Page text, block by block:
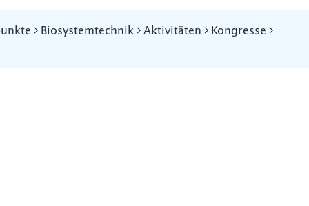
Biosystemtechnik Aktivitäten
Kongresse